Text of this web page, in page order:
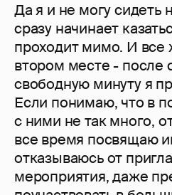
Да я и не могу сидеть
сразу начинает
проходит мимо. И все
втором месте - после
свободную минуту я
Если понимаю, что в
с ними не так много,
все время посвящаю
отказываюсь от
мероприятия, даже